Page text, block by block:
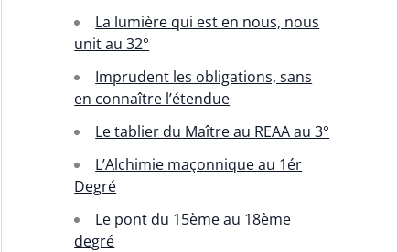
La lumière qui est en nous, nous
unit au 32°
Imprudent les obligations, sans
en connaître l’étendue
Le tablier du Maître au REAA au 3°
L’Alchimie maçonnique au 1ér
Degré
Le pont du 15ème au 18ème
degré